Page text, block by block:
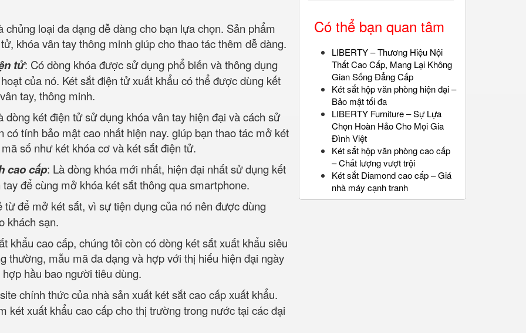
loại đa dạng dễ dàng cho bạn lựa chọn. Sản phẩm
khóa vân tay thông minh giúp cho thao tác thêm dễ dàng.
tử: Có dòng khóa được sử dụng phổ biến và thông dụng
của nó. Két sắt điện tử xuất khẩu có thể được dùng kết
tay, thông minh.
dòng két điện tử sử dụng khóa vân tay hiện đại và cách sử
có tính bảo mật cao nhất hiện nay. giúp bạn thao tác mở két
số như két khóa cơ và két sắt điện tử.
cao cấp: Là dòng khóa mới nhất, hiện đại nhất sử dụng kết
để cùng mở khóa két sắt thông qua smartphone.
từ để mở két sắt, vì sự tiện dụng của nó nên được dùng
khách sạn.
khẩu cao cấp, chúng tôi còn có dòng két sắt xuất khẩu siêu
thường, mẫu mã đa dạng và hợp với thị hiếu hiện đại ngày
hầu bao người tiêu dùng.
chính thức của nhà sản xuất két sắt cao cấp xuất khẩu.
két xuất khẩu cao cấp cho thị trường trong nước tại các đại
Có thể bạn quan tâm
LIBERTY – Thương Hiệu Nội
Thất Cao Cấp, Mang Lại Không
Gian Sống Đẳng Cấp
Két sắt hộp văn phòng hiện đại –
Bảo mật tối đa
LIBERTY Furniture – Sự Lựa
Chọn Hoàn Hảo Cho Mọi Gia
Đình Việt
Két sắt hộp văn phòng cao cấp
– Chất lượng vượt trội
Két sắt Diamond cao cấp – Giá
nhà máy cạnh tranh